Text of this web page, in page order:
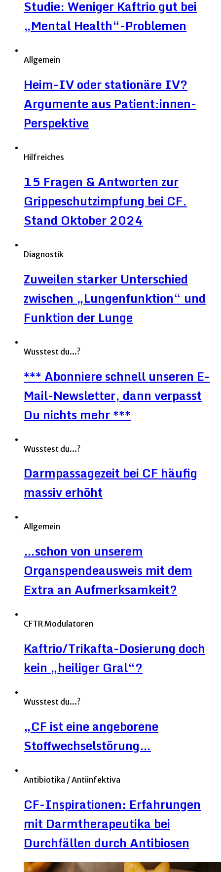
Studie: Weniger Kaftrio gut bei
„Mental Health“-Problemen
Allgemein
Heim-IV oder stationäre IV?
Argumente aus Patient:innen-
Perspektive
Hilfreiches
15 Fragen & Antworten zur
Grippeschutzimpfung bei CF.
Stand Oktober 2024
Diagnostik
Zuweilen starker Unterschied
zwischen „Lungenfunktion“ und
Funktion der Lunge
Wusstest du...?
*** Abonniere schnell unseren E-
Mail-Newsletter, dann verpasst
Du nichts mehr ***
Wusstest du...?
Darmpassagezeit bei CF häufig
massiv erhöht
Allgemein
…schon von unserem
Organspendeausweis mit dem
Extra an Aufmerksamkeit?
CFTR Modulatoren
Kaftrio/Trikafta-Dosierung doch
kein „heiliger Gral“?
Wusstest du...?
„CF ist eine angeborene
Stoffwechselstörung…
Antibiotika / Antiinfektiva
CF-Inspirationen: Erfahrungen
mit Darmtherapeutika bei
Durchfällen durch Antibiosen